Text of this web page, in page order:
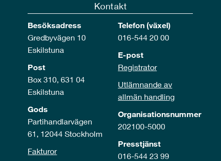
Kontakt
Besöksadress
Gredbyvägen 10
Eskilstuna
Post
Box 310, 631 04
Eskilstuna
Gods
Partihandlarvägen
61, 12044 Stockholm
Fakturor
Telefon (växel)
016-544 20 00
E-post
Registrator
Utlämnande av
allmän handling
Organisationsnummer
202100-5000
Presstjänst
016-544 23 99